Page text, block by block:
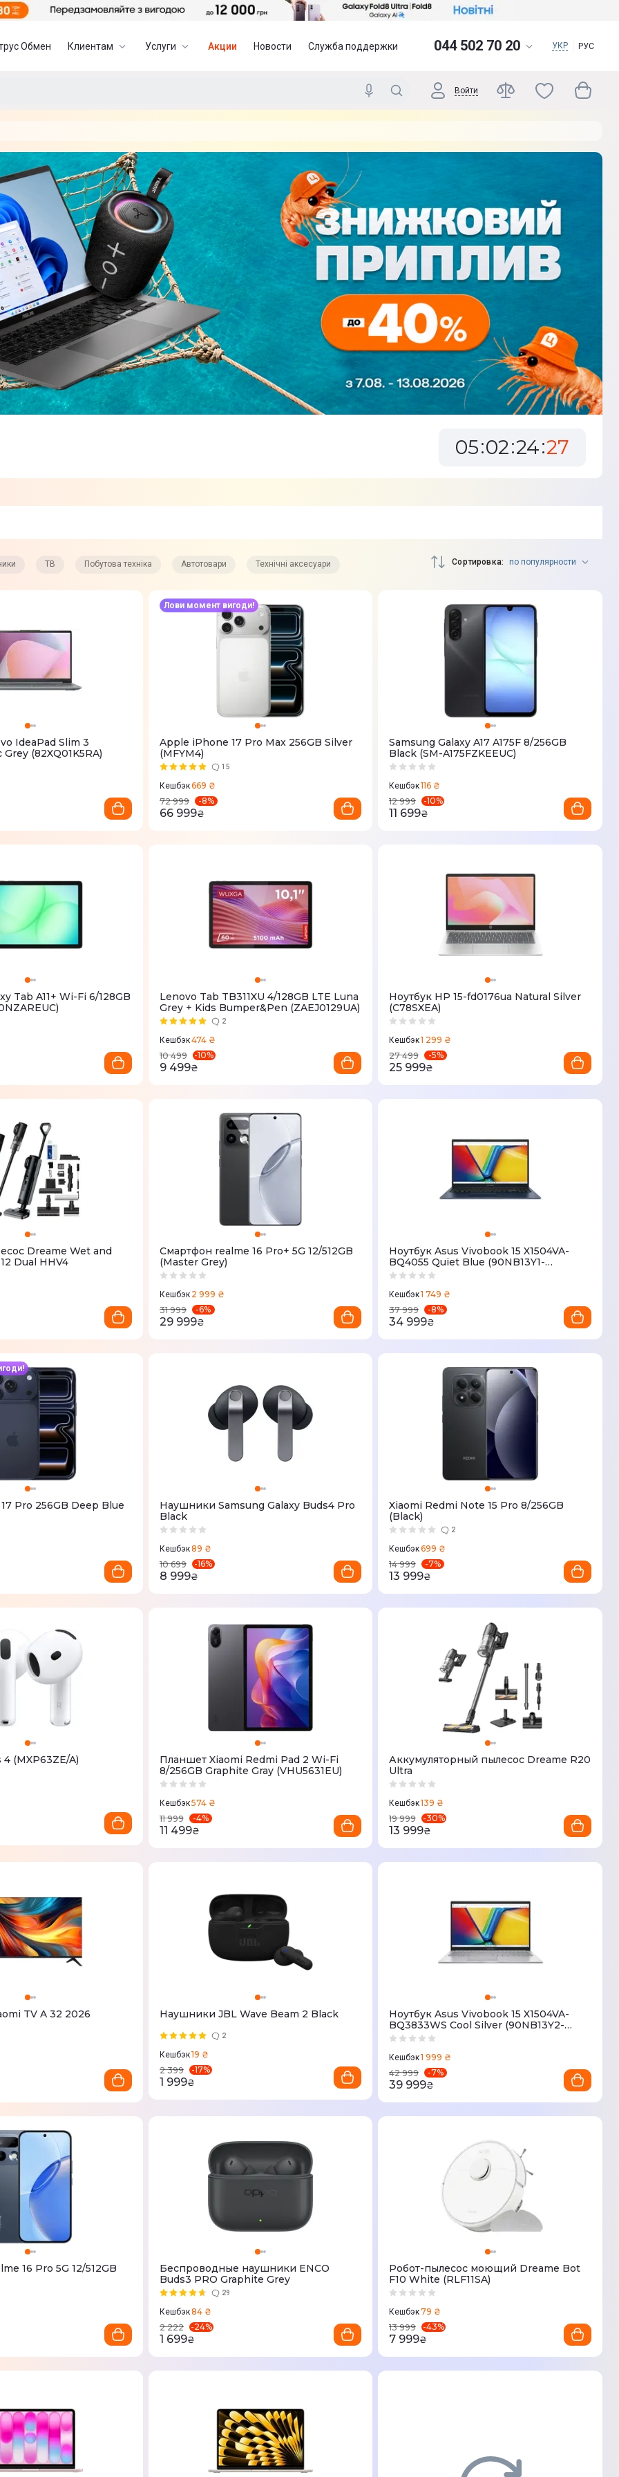
Обмен Клиентам Услуги Акции Новости Служба поддержки 044 502 70 20 УКР РУС
Войти
05 02 24 25
Сортировка по популярности
ТВ Побутова техніка Автотовари Технічні аксесуари
IdeaPad Slim 3
(82XQ01K5RA)
Apple iPhone 17 Pro Max 256GB Silver
(MFYM4)
15
Лови момент вигоди!
Кешбэк669 ₴
72 999
-8%
66 999₴
Samsung Galaxy A17 A175F 8/256GB
Black (SM-A175FZKEEUC)
Кешбэк116 ₴
12 999
-10%
11 699₴
Tab A11+ Wi-Fi 6/128GB
Lenovo Tab TB311XU 4/128GB LTE Luna
Grey + Kids Bumper&Pen (ZAEJ0129UA)
2
Кешбэк474 ₴
10 499
-10%
9 499₴
Ноутбук HP 15-fd0176ua Natural Silver
(C78SXEA)
Кешбэк1 299 ₴
27 499
-5%
25 999₴
Dreame Wet and
Dual HHV4
Смартфон realme 16 Pro+ 5G 12/512GB
(Master Grey)
Кешбэк 2 999 ₴
31 999
-6%
29 999₴
Ноутбук Asus Vivobook 15 X1504VA-
BQ4055 Quiet Blue (90NB13Y1-
M01MP0)
Кешбэк1 749 ₴
37 999
-8%
34 999₴
Pro 256GB Deep Blue
Наушники Samsung Galaxy Buds4 Pro
Black
Кешбэк89 ₴
10 699
-16%
8 999₴
Xiaomi Redmi Note 15 Pro 8/256GB
(Black)
2
Кешбэк699 ₴
14 999
-7%
13 999₴
(MXP63ZE/A)
Планшет Xiaomi Redmi Pad 2 Wi-Fi
8/256GB Graphite Gray (VHU5631EU)
Кешбэк574 ₴
11 999
-4%
11 499₴
Аккумуляторный пылесос Dreame R20
Ultra
Кешбэк139 ₴
19 999
-30%
13 999₴
TV A 32 2026
Наушники JBL Wave Beam 2 Black
2
Кешбэк19 ₴
2 399
-17%
1 999₴
Ноутбук Asus Vivobook 15 X1504VA-
BQ3833WS Cool Silver (90NB13Y2-
M01D90)
Кешбэк1 999 ₴
42 999
-7%
39 999₴
16 Pro 5G 12/512GB
Беспроводные наушники ENCO
Buds3 PRO Graphite Grey
29
Кешбэк84 ₴
2 222
-24%
1 699₴
Робот-пылесос моющий Dreame Bot
F10 White (RLF11SA)
Кешбэк79 ₴
13 999
-43%
7 999₴